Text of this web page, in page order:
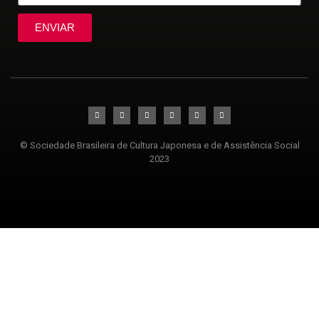
ENVIAR
© Sociedade Brasileira de Cultura Japonesa e de Assistência Social
2023